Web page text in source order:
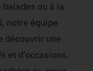
balades ou à la
notre équipe
découvrir une
et d’occasions,